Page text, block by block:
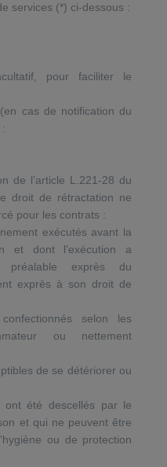
services (*) ci-dessous :
pour faciliter le
cas de notification du
de l’article L.221-28 du
droit de rétractation ne
pour les contrats :
exécutés avant la
et dont l'exécution a
préalable exprès du
exprès à son droit de
selon les
ou nettement
de se détériorer ou
été descellés par le
et qui ne peuvent être
ou de protection